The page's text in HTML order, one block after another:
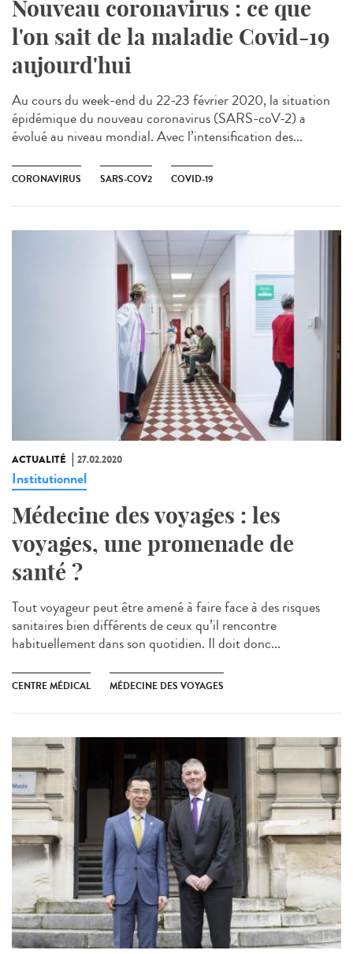
Nouveau coronavirus : ce que
l'on sait de la maladie Covid-19
aujourd'hui
Au cours du week-end du 22-23 février 2020, la situation
épidémique du nouveau coronavirus (SARS-coV-2) a
évolué au niveau mondial. Avec l’intensification des...
CORONAVIRUS SARS-COV2 COVID-19
ACTUALITÉ 27.02.2020
Institutionnel
Médecine des voyages : les
voyages, une promenade de
santé ?
Tout voyageur peut être amené à faire face à des risques
sanitaires bien différents de ceux qu’il rencontre
habituellement dans son quotidien. Il doit donc...
CENTRE MÉDICAL MÉDECINE DES VOYAGES